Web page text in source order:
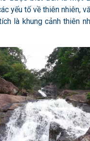
yếu tố về thiên nhiên,
là khung cảnh thiên